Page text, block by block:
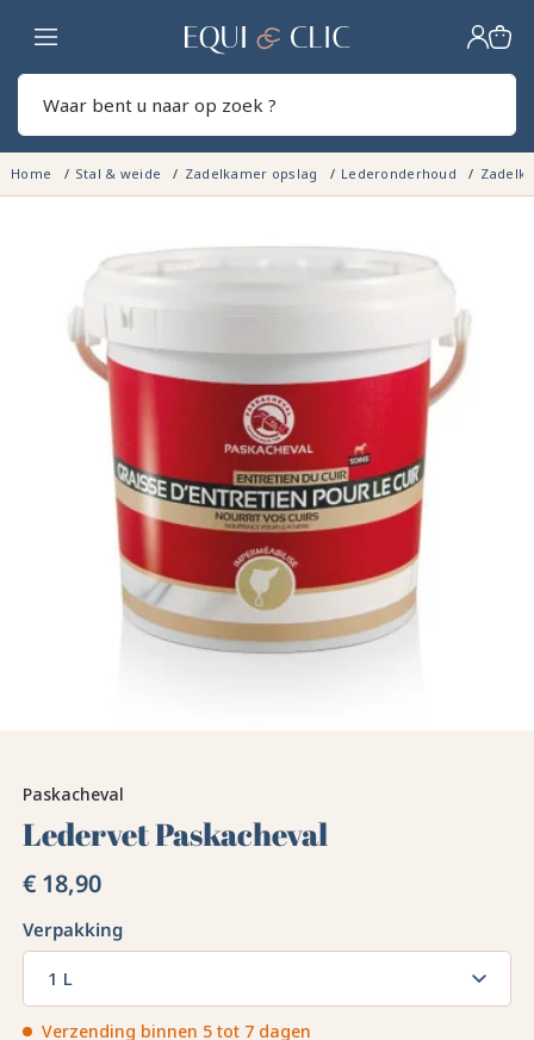
Home
Home Stal & weide Zadelkamer opslag Lederonderhoud
Paskacheval
Ledervet Paskacheval
€ 18,90
Verpakking
1 L
Verzending binnen 5 tot 7 dagen